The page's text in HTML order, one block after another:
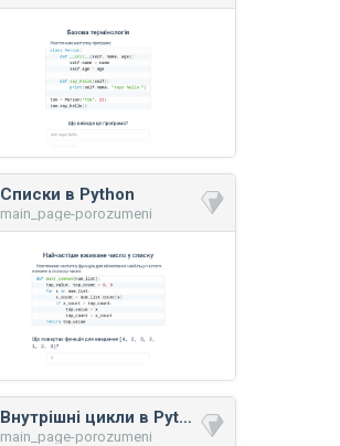
Списки в Python
main_page-porozumeni
Внутрішні цикли в Python
main_page-porozumeni